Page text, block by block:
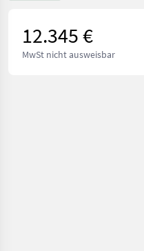
12.345 €
MwSt nicht ausweisbar